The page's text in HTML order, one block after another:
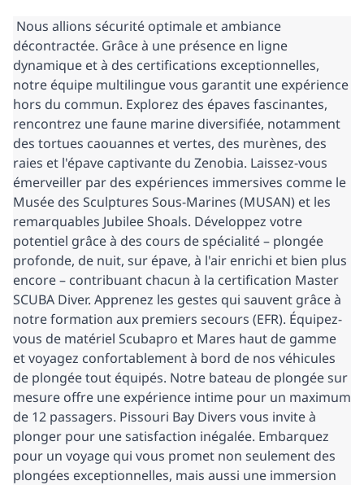
décontractée. Grâce à une présence en ligne
dynamique et à des certifications exceptionnelles,
notre équipe multilingue vous garantit une expérience
hors du commun. Explorez des épaves fascinantes,
rencontrez une faune marine diversifiée, notamment
des tortues caouannes et vertes, des murènes, des
raies et l'épave captivante du Zenobia. Laissez-vous
émerveiller par des expériences immersives comme le
Musée des Sculptures Sous-Marines (MUSAN) et les
remarquables Jubilee Shoals. Développez votre
potentiel grâce à des cours de spécialité – plongée
profonde, de nuit, sur épave, à l'air enrichi et bien plus
encore – contribuant chacun à la certification Master
SCUBA Diver. Apprenez les gestes qui sauvent grâce à
notre formation aux premiers secours (EFR). Équipez-
vous de matériel Scubapro et Mares haut de gamme
et voyagez confortablement à bord de nos véhicules
de plongée tout équipés. Notre bateau de plongée sur
mesure offre une expérience intime pour un maximum
de 12 passagers. Pissouri Bay Divers vous invite à
plonger pour une satisfaction inégalée. Embarquez
pour un voyage qui vous promet non seulement des
plongées exceptionnelles, mais aussi une immersion